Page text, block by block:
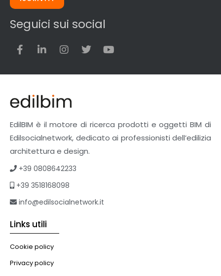
Seguici sui social
EdilBIM è il motore di ricerca prodotti e oggetti BIM di
Edilsocialnetwork, dedicato ai professionisti dell’edilizia
architettura e design.
+39 0808642233
+39 3518168098
info@edilsocialnetwork.it
Links utili
Cookie policy
Privacy policy